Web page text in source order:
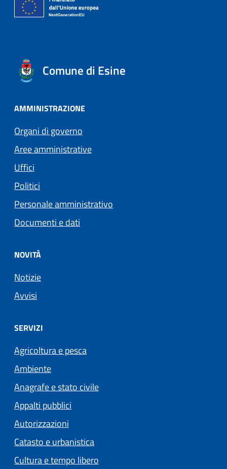
Comune di Esine
AMMINISTRAZIONE
Organi di governo
Aree amministrative
Uffici
Politici
Personale amministrativo
Documenti e dati
NOVITÀ
Notizie
Avvisi
SERVIZI
Agricoltura e pesca
Ambiente
Anagrafe e stato civile
Appalti pubblici
Autorizzazioni
Catasto e urbanistica
Cultura e tempo libero